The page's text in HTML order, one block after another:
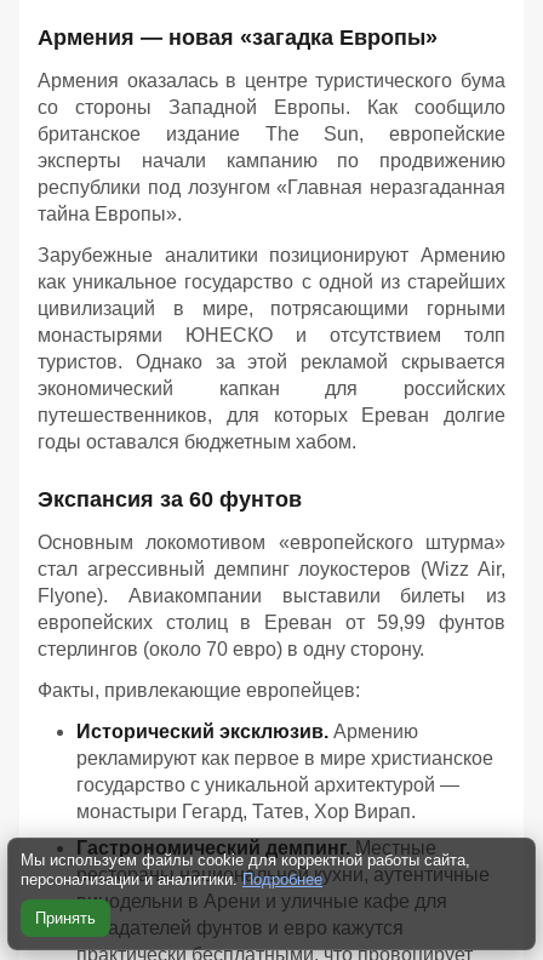
Армения — новая «загадка Европы»
Армения оказалась в центре туристического бума
со стороны Западной Европы. Как сообщило
британское издание The Sun, европейские
эксперты начали кампанию по продвижению
республики под лозунгом «Главная неразгаданная
тайна Европы».
Зарубежные аналитики позиционируют Армению
как уникальное государство с одной из старейших
цивилизаций в мире, потрясающими горными
монастырями ЮНЕСКО и отсутствием толп
туристов. Однако за этой рекламой скрывается
экономический капкан для российских
путешественников, для которых Ереван долгие
годы оставался бюджетным хабом.
Экспансия за 60 фунтов
Основным локомотивом «европейского штурма»
стал агрессивный демпинг лоукостеров (Wizz Air,
Flyone). Авиакомпании выставили билеты из
европейских столиц в Ереван от 59,99 фунтов
стерлингов (около 70 евро) в одну сторону.
Факты, привлекающие европейцев:
Исторический эксклюзив. Армению
рекламируют как первое в мире христианское
государство с уникальной архитектурой —
монастыри Гегард, Татев, Хор Вирап.
Гастрономический демпинг. Местные
рестораны национальной кухни, аутентичные
винодельни в Арени и уличные кафе для
обладателей фунтов и евро кажутся
практически бесплатными, что провоцирует
Мы используем файлы cookie для корректной работы сайта,
персонализации и аналитики. Подробнее
Принять